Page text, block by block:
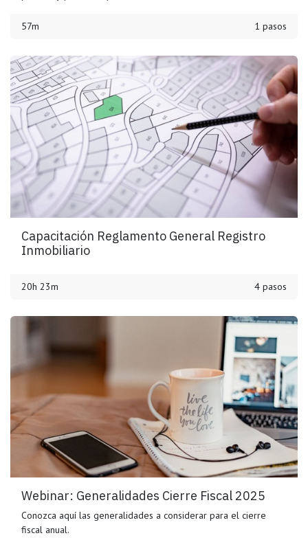
57m 1 pasos
Capacitación Reglamento General Registro
Inmobiliario
20h 23m 4 pasos
Webinar: Generalidades Cierre Fiscal 2025
Conozca aquí las generalidades a considerar para el cierre
fiscal anual.